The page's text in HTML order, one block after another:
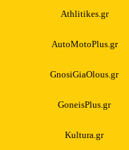
Athlitikes.gr
AutoMotoPlus.gr
GnosiGiaOlous.gr
GoneisPlus.gr
Kultura.gr